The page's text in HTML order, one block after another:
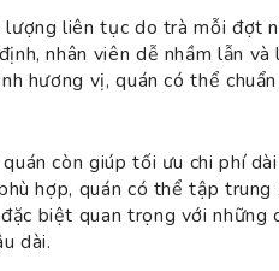
liên tục do trà mỗi đợt
nhân viên dễ nhầm lẫn
hương vị, quán có thể
còn giúp tối ưu chi phí
hợp, quán có thể tập trung
biệt quan trọng với những
dài.